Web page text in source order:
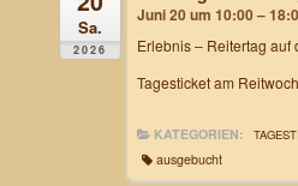
Sa.
2026
Juni 20 um 10:00 –
Erlebnis – Reitertag auf
Tagesticket am
KATEGORIEN:
ausgebucht